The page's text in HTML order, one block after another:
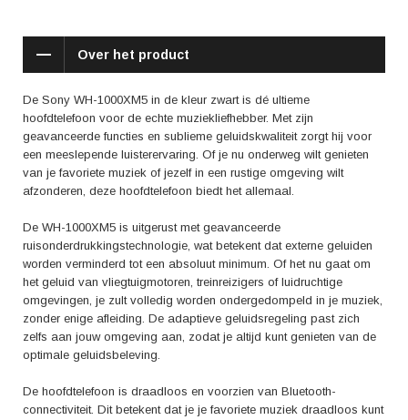
veranderen of gesprekken aannemen. Dankzij de ingebouwde
de hoofdtelefoon een comfortabel over-ear ontwerp met zachte
oorkussens die zich perfect naar jouw hoofd vormen, waardoor je
urenlang kunt genieten van je muziek in ultiem comfort.
Uit reviews blijkt dat gebruikers vooral enthousiast zijn over de
geluidskwaliteit en de ruisonderdrukking. Ze geven aan dat de muziek
nummers. Ook de adaptieve geluidsregeling wordt positief beoordeeld,
omdat deze ervoor zorgt dat de hoofdtelefoon zich aanpast aan de
specifieke omgeving waarin je je bevindt. Dit maakt het luisteren naar
muziek of het kijken van films een nog intensere ervaring.
Met de Sony WH-1000XM5 in het zwart haal je een state-of-the-art
hoofdtelefoon in huis die je een meeslepende geluidservaring biedt. Of
je nu op reis bent, aan het werk bent of gewoon wilt ontspannen, deze
in je favoriete muziek. Dompel jezelf onder en geniet van een
geluidskwaliteit als nooit tevoren.
Over het product
De Sony WH-1000XM5 in de kleur zwart is dé ultieme
hoofdtelefoon voor de echte muziekliefhebber. Met zijn
geavanceerde functies en sublieme geluidskwaliteit zorgt hij voor
een meeslepende luisterervaring. Of je nu onderweg wilt genieten
van je favoriete muziek of jezelf in een rustige omgeving wilt
afzonderen, deze hoofdtelefoon biedt het allemaal.
De WH-1000XM5 is uitgerust met geavanceerde
ruisonderdrukkingstechnologie, wat betekent dat externe geluiden
worden verminderd tot een absoluut minimum. Of het nu gaat om
het geluid van vliegtuigmotoren, treinreizigers of luidruchtige
omgevingen, je zult volledig worden ondergedompeld in je muziek,
zonder enige afleiding. De adaptieve geluidsregeling past zich
zelfs aan jouw omgeving aan, zodat je altijd kunt genieten van de
optimale geluidsbeleving.
De hoofdtelefoon is draadloos en voorzien van Bluetooth-
connectiviteit. Dit betekent dat je je favoriete muziek draadloos kunt